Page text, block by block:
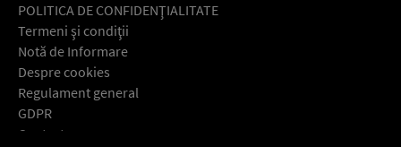
POLITICA DE CONFIDENŢIALITATE
Termeni şi condiţii
Notă de Informare
Despre cookies
Regulament general
GDPR
Contact